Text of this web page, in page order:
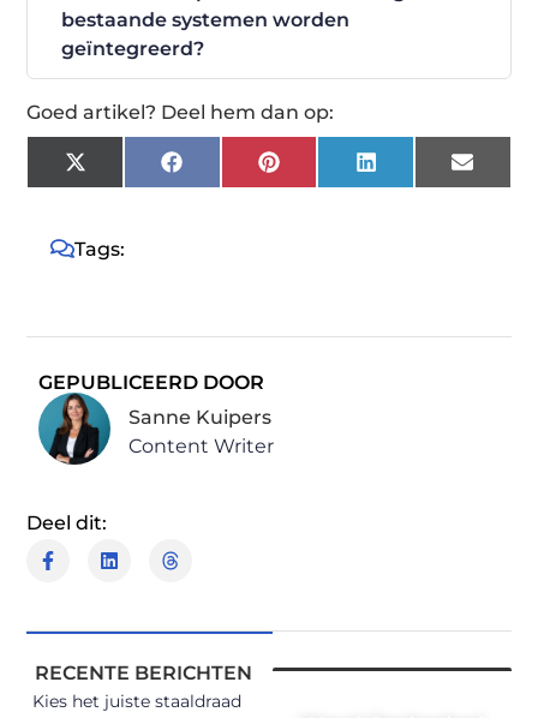
bestaande systemen worden
geïntegreerd?
Goed artikel? Deel hem dan op:
X
(Twitter)
FacebookPinterestLinkedIn Email
Tags:
GEPUBLICEERD DOOR
Sanne Kuipers
Content Writer
Deel dit:
RECENTE BERICHTEN
Kies het juiste staaldraad